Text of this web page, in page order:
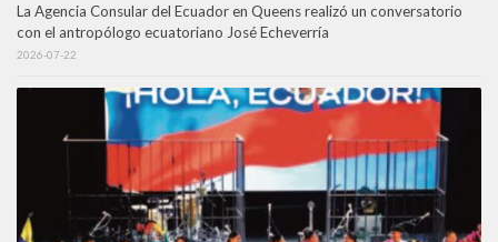
La Agencia Consular del Ecuador en Queens realizó un conversatorio
con el antropólogo ecuatoriano José Echeverría
2026-07-22